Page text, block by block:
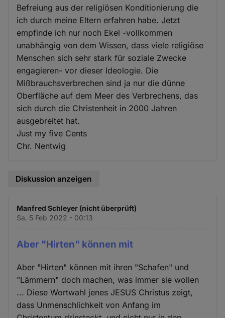
Befreiung aus der religiösen Konditionierung die
ich durch meine Eltern erfahren habe. Jetzt
empfinde ich nur noch Ekel -vollkommen
unabhängig von dem Wissen, dass viele religiöse
Menschen sich sehr stark für soziale Zwecke
engagieren- vor dieser Ideologie. Die
Mißbrauchsverbrechen sind ja nur die dünne
Oberfläche auf dem Meer des Verbrechens, das
sich durch die Christenheit in 2000 Jahren
ausgebreitet hat.
Just my five Cents
Chr. Nentwig
Diskussion anzeigen
Manfred Schleyer (nicht überprüft)
Sa. 5 Feb 2022 - 00:13
Aber "Hirten" können mit
Aber "Hirten" können mit ihren "Schafen" und
"Lämmern" doch machen, was immer sie wollen
... Diese Wortwahl jenes JESUS Christus zeigt,
dass Unmenschlichkeit von Anfang im